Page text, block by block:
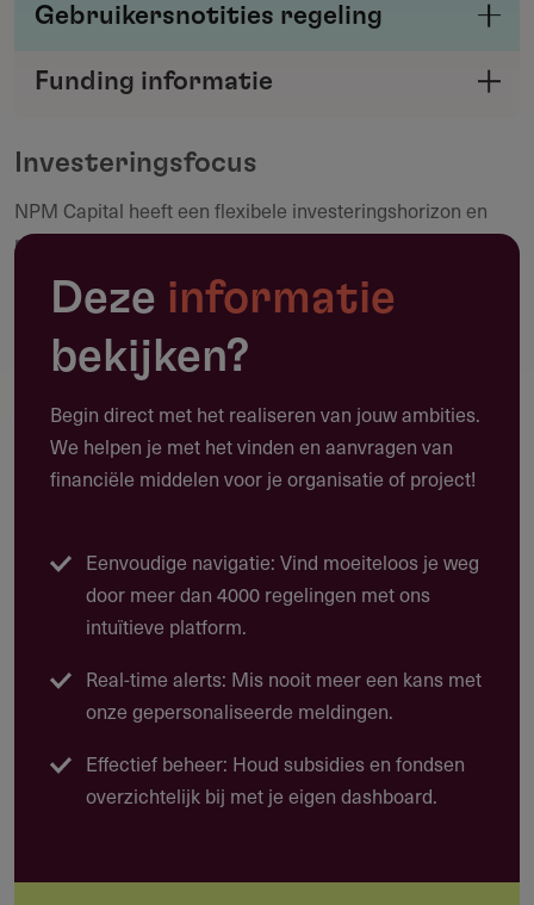
Investeringsfocus
NPM Capital heeft een flexibele investeringshorizon en
ruimschoots beschikbaarheid over kapitaal, waardoor zij
samen met de participaties verder vooruit kunnen kijken
om te investeren in lange termijn waarde creatie.
Dit doen zij door management te stimuleren in hun
ondernemerschap en hen daar actief bij te ondersteunen
via o.a. de onderstaande thema´s.
Thema´s
Feeding the World
Sustainable Future
Healthy Life and Learning
Financieringsfase
Management Buy-Outs
Gebruikersnotities regeling
verstrekker met de Fondswervingonline
Maak een notitie
Funding informatie
Deze informatie
bekijken?
Begin direct met het realiseren van jouw ambities.
We helpen je met het vinden en aanvragen van
financiële middelen voor je organisatie of project!
Eenvoudige navigatie: Vind moeiteloos je weg
door meer dan 4000 regelingen met ons
intuïtieve platform.
Real-time alerts: Mis nooit meer een kans met
onze gepersonaliseerde meldingen.
Effectief beheer: Houd subsidies en fondsen
overzichtelijk bij met je eigen dashboard.